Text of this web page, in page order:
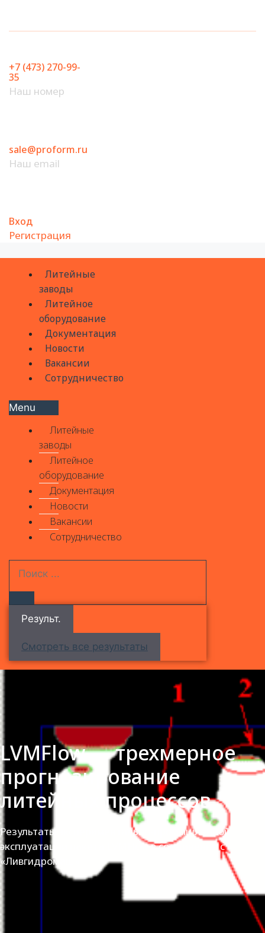
+7 (473) 270-99-
35
Наш номер
sale@proform.ru
Наш email
Вход
Регистрация
Литейные
заводы
Литейное
оборудование
Документация
Новости
Вакансии
Сотрудничество
Menu
Литейные
заводы
Литейное
оборудование
Документация
Новости
Вакансии
Сотрудничество
Результ.
Смотреть все результаты
LVMFlow — трехмерное
прогнозирование
литейных процессов
Результаты экспериментально-промышленной
эксплуатации пакета LVMFlow в соединении с
«Ливгидромаш»